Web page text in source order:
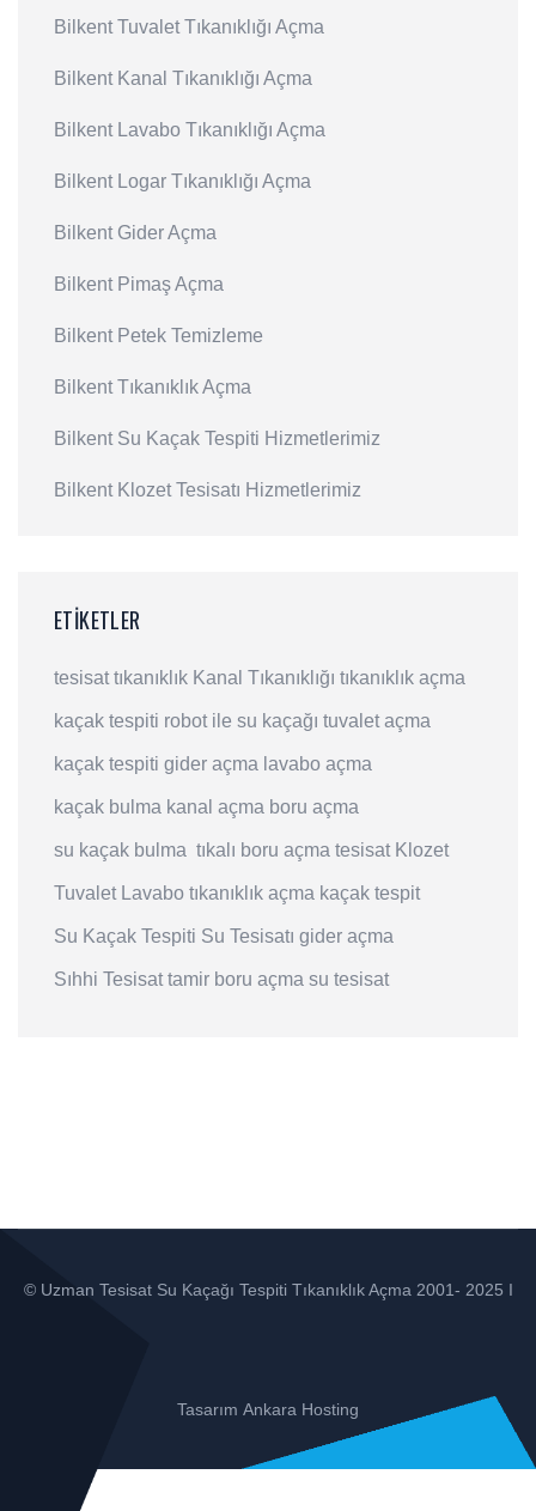
Bilkent Tuvalet Tıkanıklığı Açma
Bilkent Kanal Tıkanıklığı Açma
Bilkent Lavabo Tıkanıklığı Açma
Bilkent Logar Tıkanıklığı Açma
Bilkent Gider Açma
Bilkent Pimaş Açma
Bilkent Petek Temizleme
Bilkent Tıkanıklık Açma
Bilkent Su Kaçak Tespiti Hizmetlerimiz
Bilkent Klozet Tesisatı Hizmetlerimiz
ETIKETLER
tesisat tıkanıklık Kanal Tıkanıklığı tıkanıklık açma
kaçak tespiti robot ile su kaçağı tuvalet açma
kaçak tespiti gider açma lavabo açma
kaçak bulma kanal açma boru açma
su kaçak bulma tıkalı boru açma tesisat Klozet
Tuvalet Lavabo tıkanıklık açma kaçak tespit
Su Kaçak Tespiti Su Tesisatı gider açma
Sıhhi Tesisat tamir boru açma su tesisat
© Uzman Tesisat Su Kaçağı Tespiti Tıkanıklık Açma 2001- 2025 I
Tasarım Ankara Hosting